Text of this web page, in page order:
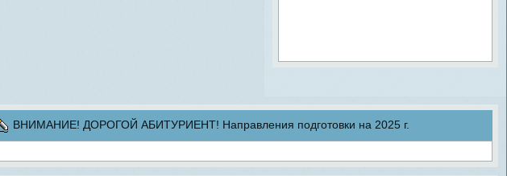
ВНИМАНИЕ! ДОРОГОЙ АБИТУРИЕНТ! Направления подготовки на 2025 г.